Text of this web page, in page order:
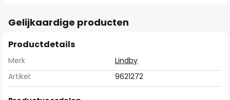
Gelijkaardige producten
Productdetails
Merk
Lindby
Artikel:
9621272